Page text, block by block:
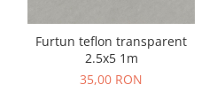
Furtun teflon transparent
2.5x5 1m
35,00 RON